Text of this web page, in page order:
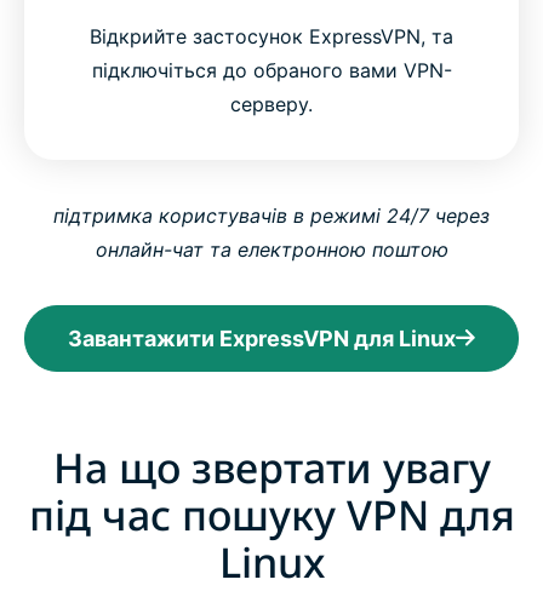
Відкрийте застосунок ExpressVPN, та
підключіться до обраного вами VPN-
серверу.
підтримка користувачів в режимі 24/7 через
онлайн-чат та електронною поштою
Завантажити ExpressVPN для Linux
На що звертати увагу
під час пошуку VPN для
Linux